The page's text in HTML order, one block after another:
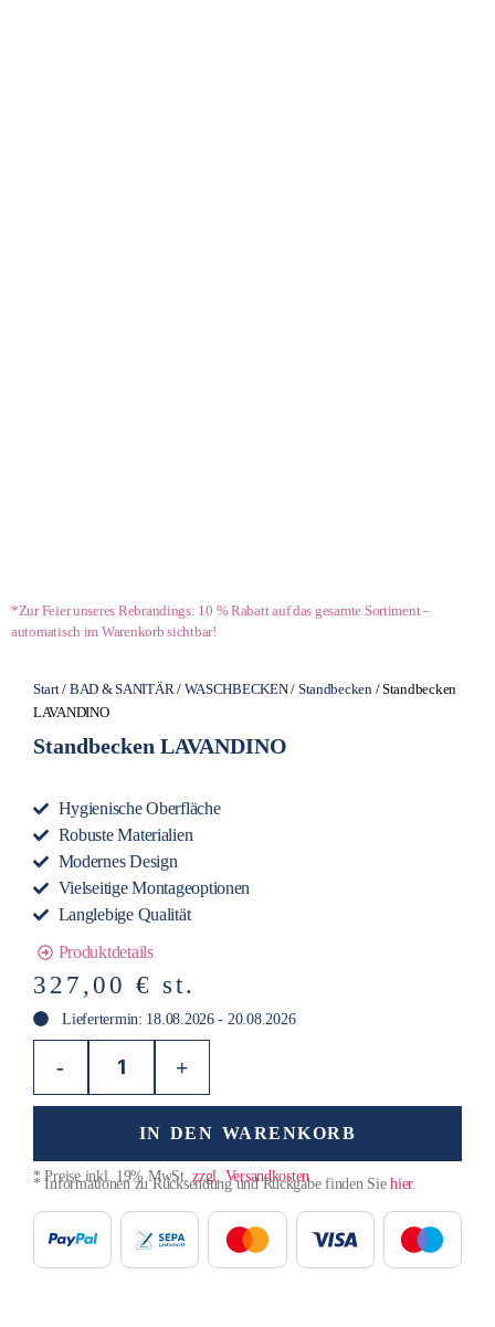
*Zur Feier unseres Rebrandings: 10 % Rabatt auf das gesamte Sortiment –
automatisch im Warenkorb sichtbar!
Start/ BAD & SANITÄR / WASCHBECKEN/ Standbecken / Standbecken
LAVANDINO
Standbecken LAVANDINO
Hygienische Oberfläche
Robuste Materialien
Modernes Design
Vielseitige Montageoptionen
Langlebige Qualität
Produktdetails
327,00 € st.
Liefertermin: 18.08.2026 - 20.08.2026
- +
IN DEN WARENKORB
* Preise inkl. 19% MwSt.zzgl. Versandkosten
* Informationen zu Rücksendung und Rückgabe finden Siehier.